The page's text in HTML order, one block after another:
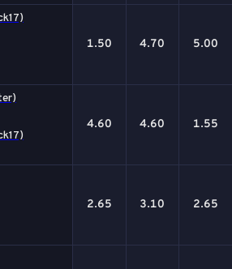
1.50 4.70 5.00
4.60 4.60 1.55
2.65 3.10 2.65